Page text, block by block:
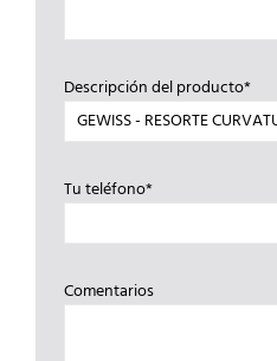
Descripción del producto*
Tu teléfono*
Comentarios